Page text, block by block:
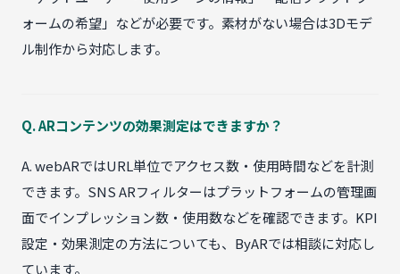
ォームの希望」などが必要です。素材がない場合は3Dモデ
ル制作から対応します。
Q. ARコンテンツの効果測定はできますか？
A. webARではURL単位でアクセス数・使用時間などを計測
できます。SNS ARフィルターはプラットフォームの管理画
面でインプレッション数・使用数などを確認できます。KPI
設定・効果測定の方法についても、ByARでは相談に対応し
ています。